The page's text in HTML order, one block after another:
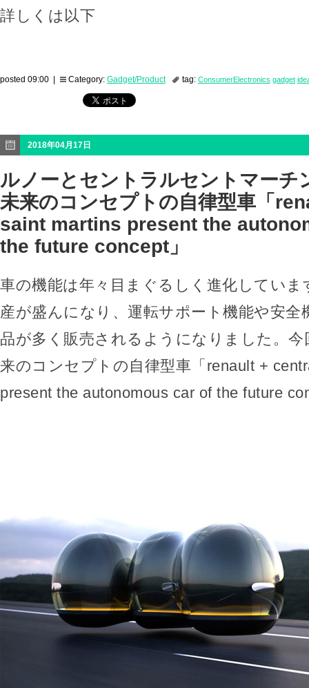
詳しくは以下
posted 09:00 | Category: Gadget/Product tag: ConsumerElectronics gadget
2018年04月17日
ルノーとセントラルセントマーチ
未来のコンセプトの自律型車「
saint martins present the
the future concept」
車の機能は年々目まぐるしく進化していま
産が盛んになり、運転サポート機能や安全
品が多く販売されるようになりました。今
来のコンセプトの自律型車「renault +
present the autonomous car of the future